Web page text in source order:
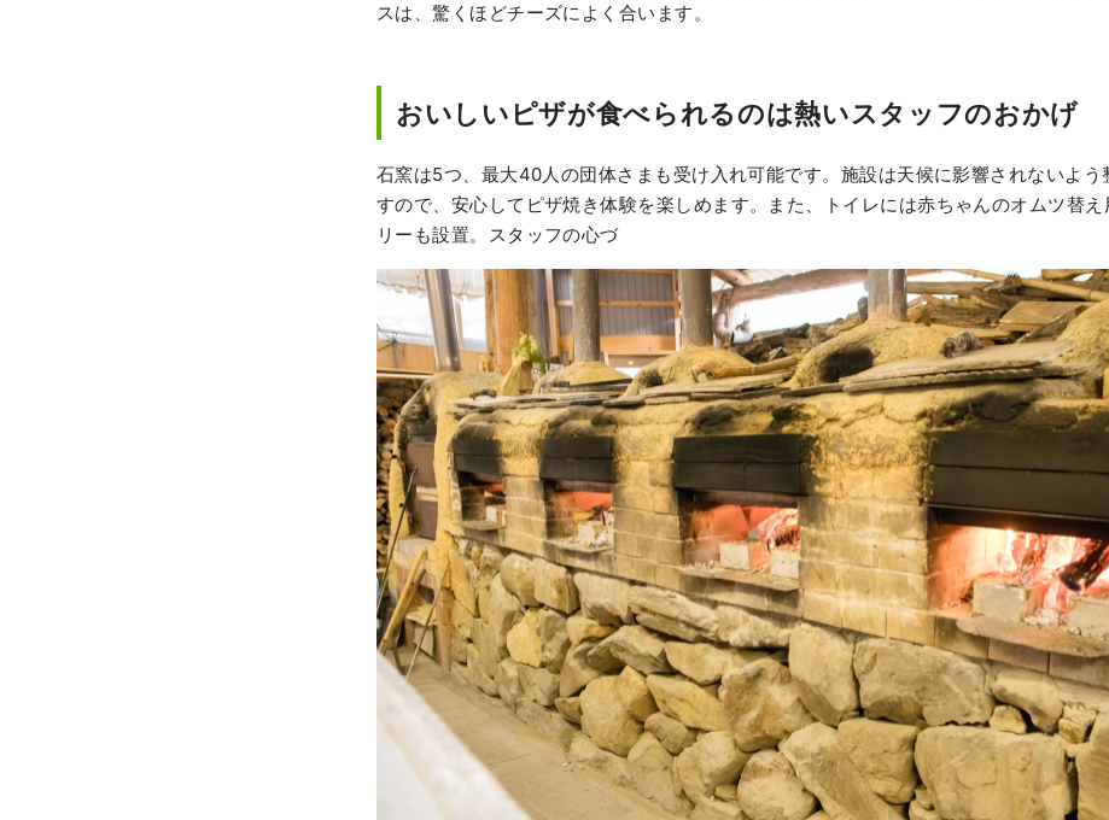
スは、驚くほどチーズによく合います。
おいしいピザが食べられるのは熱いスタッフのおかげ
石窯は5つ、最大40人の団体さまも受け入れ可能です。施設は天候に影響されないよう
すので、安心してピザ焼き体験を楽しめます。また、トイレには赤ちゃんのオムツ替え
リーも設置。スタッフの心づ